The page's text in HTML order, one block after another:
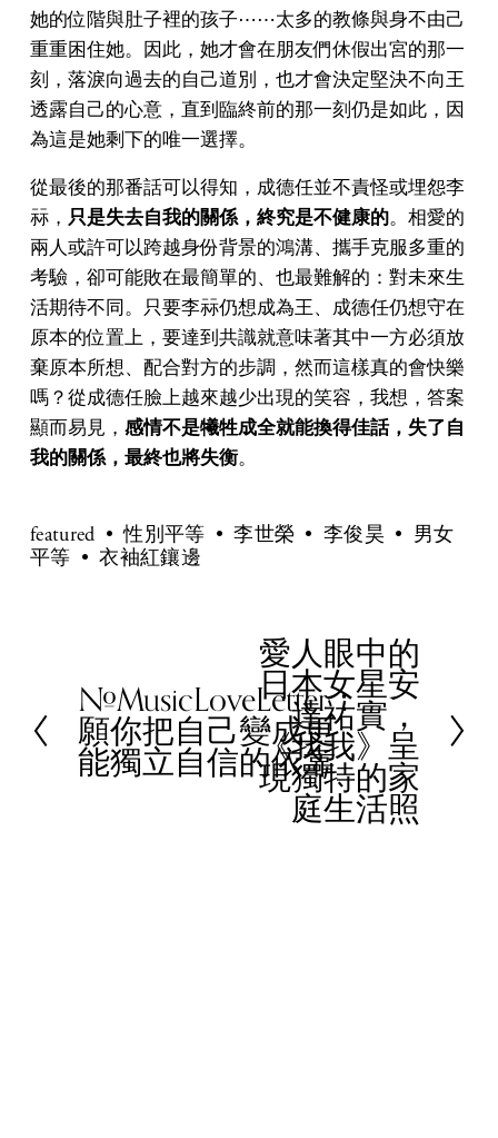
她的位階與肚子裡的孩子⋯⋯太多的教條與身不由己
重重困住她。因此，她才會在朋友們休假出宮的那一
刻，落淚向過去的自己道別，也才會決定堅決不向王
透露自己的心意，直到臨終前的那一刻仍是如此，因
為這是她剩下的唯一選擇。
從最後的那番話可以得知，成德任並不責怪或埋怨李
祘，
只是失去自我的關係，終究是不健康的。相愛的
兩人或許可以跨越身份背景的鴻溝、攜手克服多重的
考驗，卻可能敗在最簡單的、也最難解的：對未來生
活期待不同。只要李祘仍想成為王、成德任仍想守在
原本的位置上，要達到共識就意味著其中一方必須放
棄原本所想、配合對方的步調，然而這樣真的會快樂
嗎？從成德任臉上越來越少出現的笑容，我想，答案
顯而易見， 感情不是犧牲成全就能換得佳話，失了自
我的關係，最終也將失衡。
featured 性別平等 李世榮 李俊昊
男女
平等
衣袖紅鑲邊
P
r
e
#MusicLoveLetter：
願你把自己變成更
能獨立自信的依靠
N
x
t
愛人眼中的
日本女星安
達祐實，
《我我》呈
現獨特的家
庭生活照